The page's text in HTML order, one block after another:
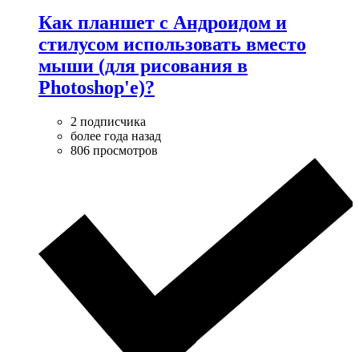
Как планшет с Андроидом и
стилусом использовать вместо
мыши (для рисования в
Photoshop'е)?
2 подписчика
более года назад
806 просмотров